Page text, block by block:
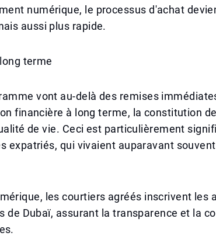
numérique, le processus d'achat
aussi plus rapide.
terme
vont au-delà des remises
financière à long terme, la constitution
de vie. Ceci est particulièrement
expatriés, qui vivaient auparavant
les courtiers agréés inscrivent les
de Dubaï, assurant la transparence et la